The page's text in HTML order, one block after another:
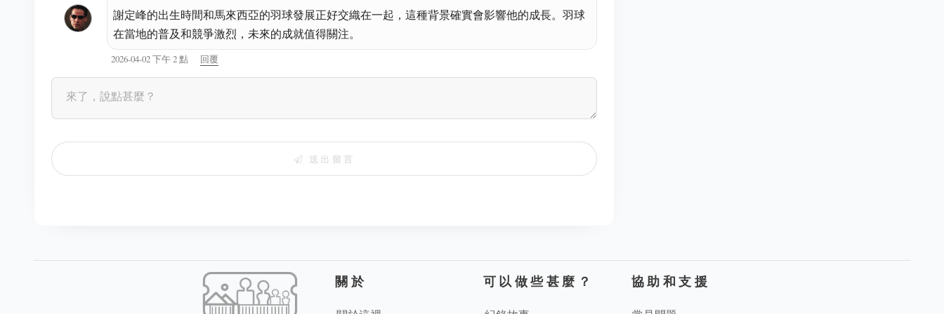
謝定峰的出生時間和馬來西亞的羽球發展正好交織在一起，這種背景確實會影響他的成長。羽球
在當地的普及和競爭激烈，未來的成就值得關注。
2026-04-02 下午 2 點 回覆
送出留言
關於 可以做些甚麼？ 協助和支援